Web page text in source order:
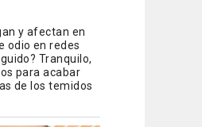
y afectan en
odio en redes
Tranquilo,
para acabar
de los temidos